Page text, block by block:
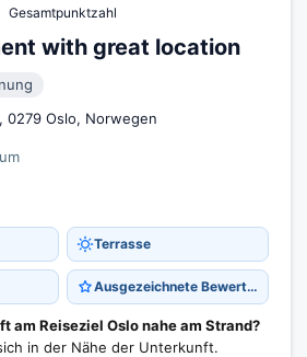
Gesamtpunktzahl
with great location
0279 Oslo, Norwegen
Terrasse
Ausgezeichnete Bewertung 9,0
am Reiseziel Oslo nahe am Strand?
in der Nähe der Unterkunft.